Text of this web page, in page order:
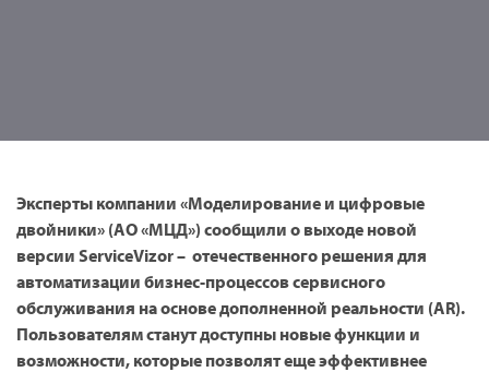
Эксперты компании «Моделирование и цифровые
двойники» (АО «МЦД») сообщили о выходе новой
версии ServiceVizor – отечественного решения для
автоматизации бизнес-процессов сервисного
обслуживания на основе дополненной реальности (AR).
Пользователям станут доступны новые функции и
возможности, которые позволят еще эффективнее